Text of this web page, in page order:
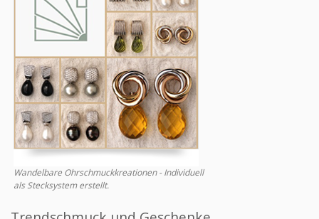
Wandelbare Ohrschmuckkreationen - Individuell
als Stecksystem erstellt.